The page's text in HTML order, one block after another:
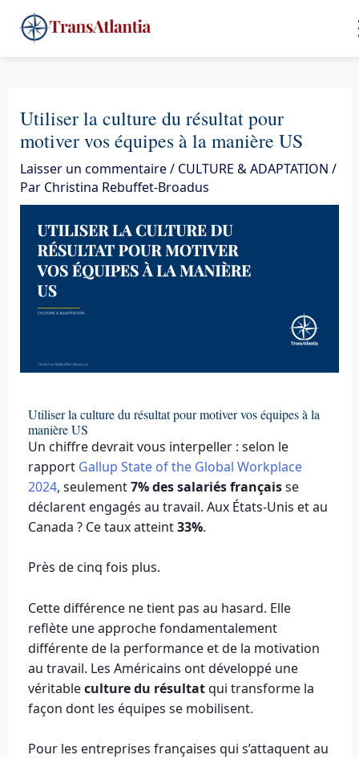
au
contenu
Utiliser la culture du résultat pour
motiver vos équipes à la manière US
Laisser un commentaire/ CULTURE & ADAPTATION /
Par Christina Rebuffet-Broadus
Utiliser la culture du résultat pour motiver vos équipes à la
manière US
Un chiffre devrait vous interpeller : selon le
rapport Gallup State of the Global Workplace
2024, seulement7% des salariés françaisse
déclarent engagés au travail. Aux États-Unis et au
Canada ? Ce taux atteint33%.
Près de cinq fois plus.
Cette différence ne tient pas au hasard. Elle
reflète une approche fondamentalement
différente de la performance et de la motivation
au travail. Les Américains ont développé une
véritableculture du résultatqui transforme la
façon dont les équipes se mobilisent.
Pour les entreprises françaises qui s’attaquent au